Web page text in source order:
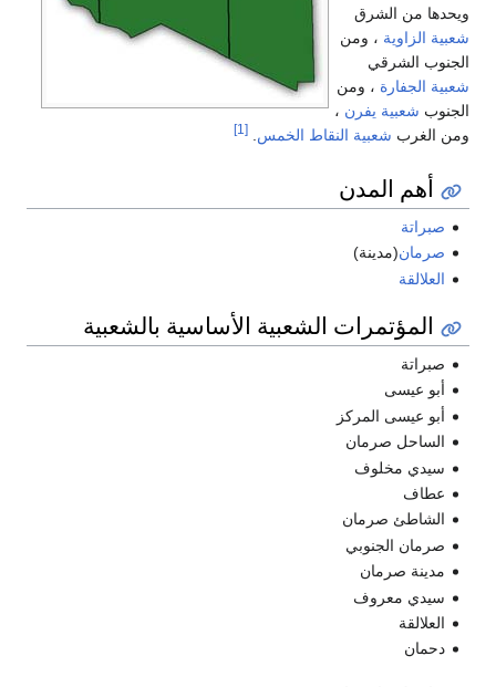
ويحدها من الشرق
شعبية الزاوية ، ومن
الجنوب الشرقي
شعبية الجفارة ، ومن
الجنوب شعبية يفرن ،
ومن الغرب شعبية النقاط الخمس.
[1]
أهم المدن
صبراتة
صرمان(مدينة)
العلالقة
المؤتمرات الشعبية الأساسية بالشعبية
صبراتة
أبو عيسى
أبو عيسى المركز
الساحل صرمان
سيدي مخلوف
عطاف
الشاطئ صرمان
صرمان الجنوبي
مدينة صرمان
سيدي معروف
العلالقة
دحمان